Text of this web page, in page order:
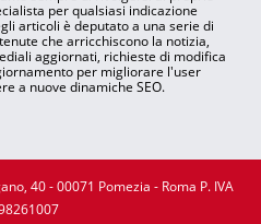
per qualsiasi indicazione
articoli è deputato a una serie di
che arricchiscono la notizia,
aggiornati, richieste di modifica
per migliorare l'user
a nuove dinamiche SEO.
40 - 00071 Pomezia - Roma P. IVA